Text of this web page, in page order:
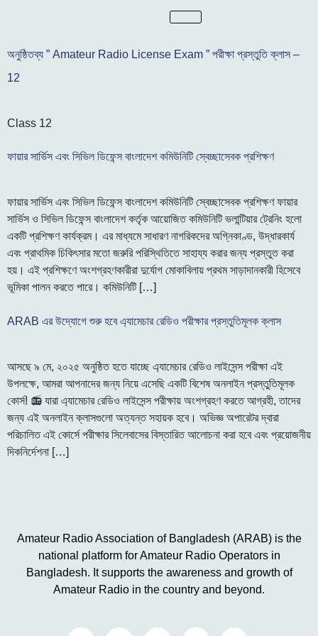
অনুষ্ঠিতব্য ” Amateur Radio License Exam ” পরীক্ষা প্রস্তুতি ক্লাস –
12
Class 12
ফায়ার সার্ভিস এবং সিভিল ডিফেন্স বাংলাদেশ কমিউনিটি স্বেচ্ছাসেবক প্রশিক্ষণ
ফায়ার সার্ভিস এবং সিভিল ডিফেন্স বাংলাদেশ কমিউনিটি স্বেচ্ছাসেবক প্রশিক্ষণ ফায়ার
সার্ভিস ও সিভিল ডিফেন্স বাংলাদেশ কর্তৃক আয়োজিত কমিউনিটি ভলান্টিয়ার ট্রেনিং হলো
একটি প্রশিক্ষণ কার্যক্রম। এর মাধ্যমে সাধারণ নাগরিকদের অগ্নিকাণ্ড, উদ্ধারকার্য
এবং প্রাথমিক চিকিৎসার মতো জরুরি পরিস্থিতিতে সাহায্য করার জন্য প্রস্তুত করা
হয়। এই প্রশিক্ষণে অংশগ্রহণকারীরা দুর্যোগ মোকাবিলায় প্রথম সাড়াদানকারী হিসেবে
ভূমিকা পালন করতে পারে। কমিউনিটি […]
ARAB এর উদ্যোগে শুরু হবে এ্যামেচার রেডিও পরীক্ষার প্রস্তুতিমূলক ক্লাস
আসছে ৯ মে, ২০২৫ অনুষ্ঠিত হতে যাচ্ছে এ্যামেচার রেডিও লাইসেন্স পরীক্ষা এই
উপলক্ষে, আমরা আপনাদের জন্য নিয়ে এসেছি একটি বিশেষ অনলাইন প্রস্তুতিমূলক
কোর্স! 📻 যারা এ্যামেচার রেডিও লাইসেন্স পরীক্ষায় অংশগ্রহণ করতে আগ্রহী, তাদের
জন্য এই অনলাইন ক্লাসগুলো অত্যন্ত সহায়ক হবে। অভিজ্ঞ অপারেটর দ্বারা
পরিচালিত এই কোর্সে পরীক্ষার সিলেবাসের বিস্তারিত আলোচনা করা হবে এবং প্রয়োজনীয়
দিকনির্দেশনা […]
Amateur Radio Association of Bangladesh (ARAB) is the
national platform for Amateur Radio Operators in
Bangladesh. It supports the awareness and growth of
Amateur Radio in the country and beyond.